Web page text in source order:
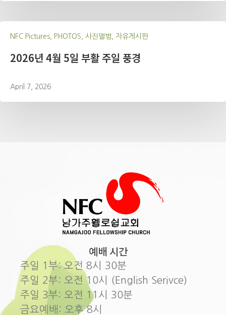
NFC Pictures, PHOTOS, 사진앨범, 자유게시판
2026년 4월 5일 부활 주일 풍경
April 7, 2026
예배 시간
주일 1부: 오전 8시 30분
주일 2부: 오전 10시 (English Serivce)
주일 3부: 오전 11시 30분
금요예배: 오후 8시